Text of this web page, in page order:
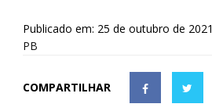
Publicado em: 25 de outubro de 2021
PB
COMPARTILHAR